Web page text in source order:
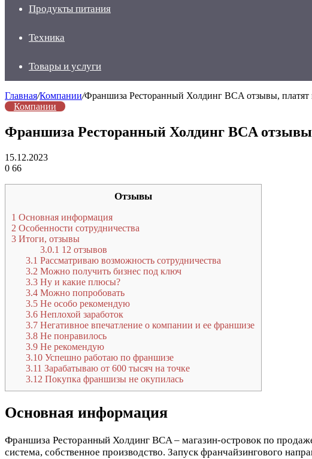
Продукты питания
Техника
Товары и услуги
Главная/Компании/Франшиза Ресторанный Холдинг BCA отзывы, платят
Компании
Франшиза Ресторанный Холдинг BCA
15.12.2023
0 66
Отзывы
1 Основная информация
2 Особенности сотрудничества
3 Итоги, отзывы
3.0.1 12 отзывов
3.1 Рассматриваю возможность сотрудничества
3.2 Можно получить бизнес под ключ
3.3 Ну и какие плюсы?
3.4 Можно попробовать
3.5 Не особо рекомендую
3.6 Неплохой заработок
3.7 Негативное впечатление о компании и ее франшизе
3.8 Не понравилось
3.9 Не рекомендую
3.10 Успешно работаю по франшизе
3.11 Зарабатываю от 600 тысяч на точке
3.12 Покупка франшизы не окупилась
Основная информация
Франшиза Ресторанный Холдинг BCA – магазин-островок по
система, собственное производство. Запуск франчайзингового